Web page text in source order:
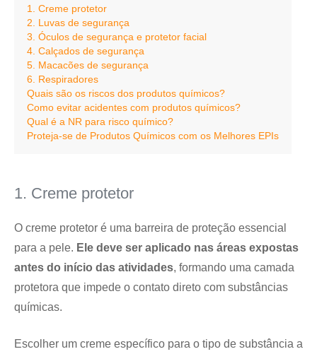
1. Creme protetor
2. Luvas de segurança
3. Óculos de segurança e protetor facial
4. Calçados de segurança
5. Macacões de segurança
6. Respiradores
Quais são os riscos dos produtos químicos?
Como evitar acidentes com produtos químicos?
Qual é a NR para risco químico?
Proteja-se de Produtos Químicos com os Melhores EPIs
1. Creme protetor
O creme protetor é uma barreira de proteção essencial
para a pele. Ele deve ser aplicado nas áreas expostas
antes do início das atividades, formando uma camada
protetora que impede o contato direto com substâncias
químicas.
Escolher um creme específico para o tipo de substância a